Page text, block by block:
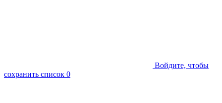
Войдите, чтобы
сохранить список 0